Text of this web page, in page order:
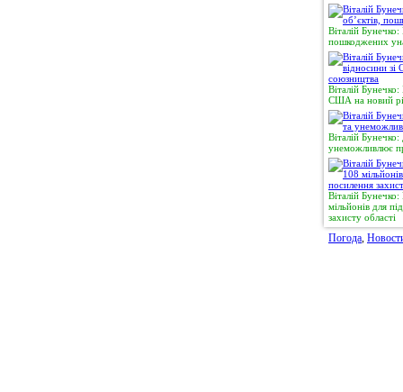
Віталій
пошкоджених
Віталій
США на новий
Віталій
унеможливлює
Віталій
мільйонів для
захисту області
Погода,